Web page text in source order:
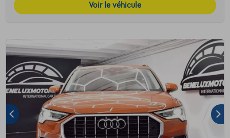
Voir le véhicule